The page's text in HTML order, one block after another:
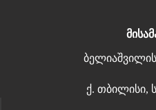
ბელიაშვილის
ქ. თბილისი,